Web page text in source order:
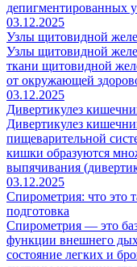
депигментированных
03.12.2025
Узлы щитовидной
Узлы щитовидной
ткани щитовидной
от окружающей
03.12.2025
Дивертикулез
Дивертикулез
пищеварительной
кишки образуются
выпячивания
03.12.2025
Спирометрия: что это
подготовка
Спирометрия — это
функции внешнего
состояние легких и